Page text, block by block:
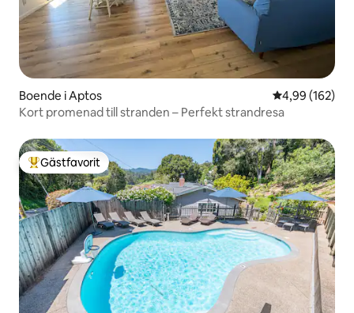
Boende i Aptos 4,99 av 5 i
4,99 (162)
Kort promenad till stranden – Perfekt strandresa
Populär gästfavorit
Gästfavorit